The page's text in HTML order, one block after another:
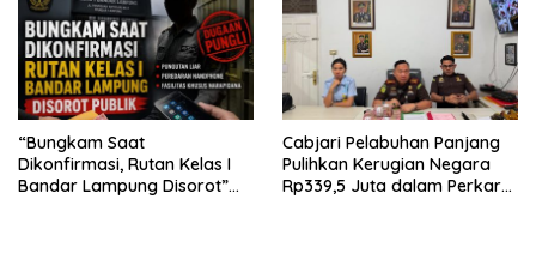
“Bungkam Saat
Dikonfirmasi, Rutan Kelas I
Bandar Lampung Disorot”
Cabjari Pelabuhan Panjang
Pulihkan Kerugian Negara
Rp339,5 Juta dalam Perkara